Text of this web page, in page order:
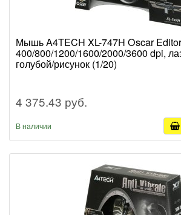
Мышь A4TECH XL-747H Oscar
400/800/1200/1600/2000/3600 dpi,
голубой/рисунок (1/20)
4 375.43 руб.
В наличии